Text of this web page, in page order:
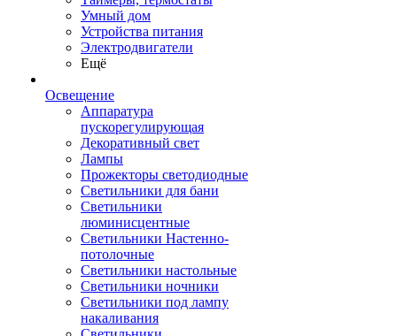
Умный дом
Устройства питания
Электродвигатели
Ещё
Освещение
Аппаратура
пускорегулирующая
Декоративный свет
Лампы
Прожекторы светодиодные
Светильники для бани
Светильники
люминисцентные
Светильники Настенно-
потолочные
Светильники настольные
Светильники ночники
Светильники под лампу
накаливания